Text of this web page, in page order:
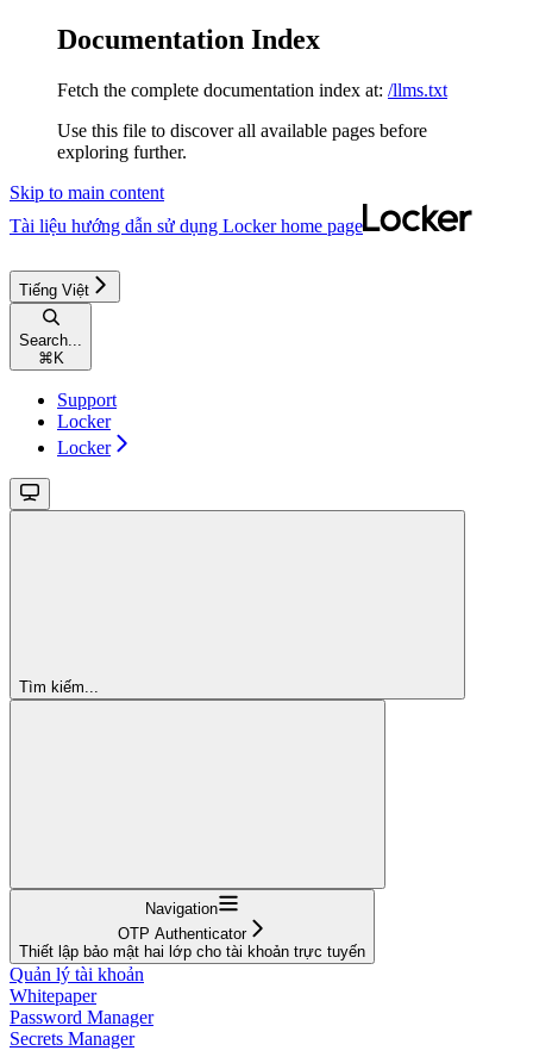
Documentation Index
Fetch the complete documentation index at: /llms.txt
Use this file to discover all available pages before
exploring further.
Skip to main content
Tài liệu hướng dẫn sử dụng Lockerhome page
Tiếng Việt
Search...
⌘ K
Support
Locker
Locker
Tìm kiếm...
Navigation
OTP Authenticator
Thiết lập bảo mật hai lớp cho tài khoản trực tuyến
Quản lý tài khoản
Whitepaper
Password Manager
Secrets Manager